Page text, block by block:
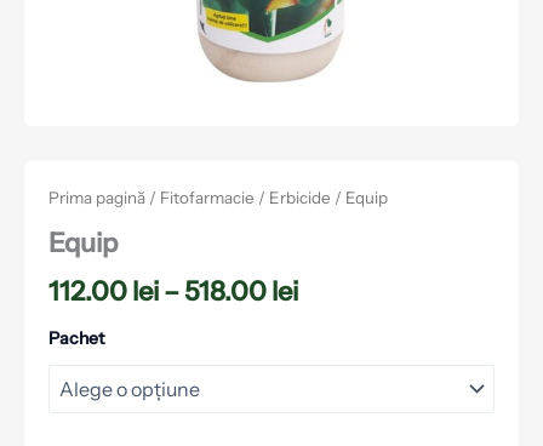
Prima pagină / Fitofarmacie / Erbicide / Equip
Equip
112.00lei–518.00lei
Pachet